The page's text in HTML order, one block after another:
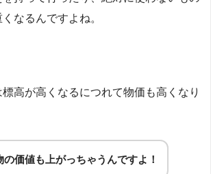
なるんですよね。
高が高くなるにつれて物価も高くなり
の価値も上がっちゃうんですよ！